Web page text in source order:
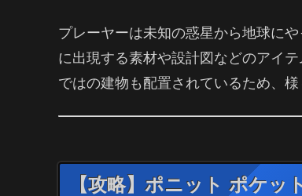
プレーヤーは未知の惑星から地球に
に出現する素材や設計図などのアイ
ではの建物も配置されているため、
【攻略】ポニット ポケ